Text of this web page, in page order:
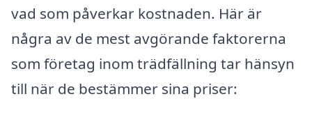
vad som påverkar kostnaden. Här är
några av de mest avgörande faktorerna
som företag inom trädfällning tar hänsyn
till när de bestämmer sina priser: